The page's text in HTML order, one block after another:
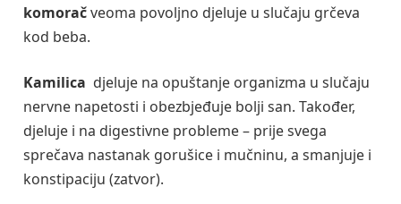
komoračveoma povoljno djeluje u slučaju grčeva
kod beba.
Kamilica djeluje na opuštanje organizma u slučaju
nervne napetosti i obezbjeđuje bolji san. Također,
djeluje i na digestivne probleme – prije svega
sprečava nastanak gorušice i mučninu, a smanjuje i
konstipaciju (zatvor).